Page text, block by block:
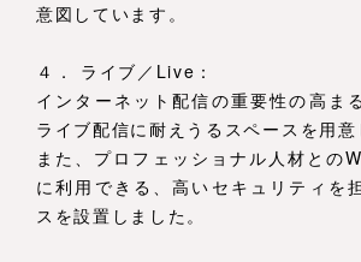
意図しています。
４． ライブ／Live：
インターネット配信の重要性の高ま
ライブ配信に耐えうるスペースを用意
また、プロフェッショナル人材との
に利用できる、高いセキュリティを
スを設置しました。